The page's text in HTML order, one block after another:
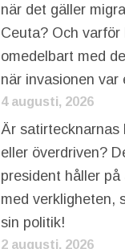
när det gäller
Ceuta? Och
omedelbart med
när invasionen
4 augusti, 2026
Är satirtecknarnas
eller överdriven?
president håller
med verkligheten,
sin politik!
2 augusti, 2026